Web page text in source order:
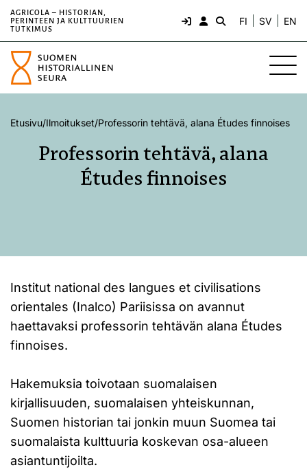
AGRICOLA – HISTORIAN,
PERINTEEN JA KULTTUURIEN
TUTKIMUS
FI SV EN
Etusivu/Ilmoitukset/Professorin tehtävä, alana Études finnoises
Professorin tehtävä, alana
Études finnoises
Institut national des langues et civilisations
orientales (Inalco) Pariisissa on avannut
haettavaksi professorin tehtävän alana Études
finnoises.
Hakemuksia toivotaan suomalaisen
kirjallisuuden, suomalaisen yhteiskunnan,
Suomen historian tai jonkin muun Suomea tai
suomalaista kulttuuria koskevan osa-alueen
asiantuntijoilta.